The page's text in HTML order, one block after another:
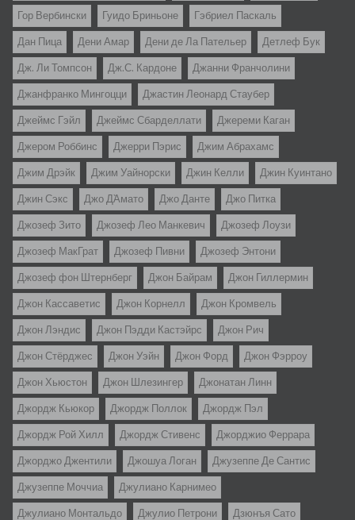
Гор Вербински Гуидо Бриньоне Гэбриел Паскаль
Дан Пица Дени Амар Дени де Ла Пательер Детлеф Бук
Дж. Ли Томпсон Дж.С. Кардоне Джанни Франчолини
Джанфранко Мингоцци Джастин Леонард Стаубер
Джеймс Гэйл Джеймс Сбарделлати Джереми Каган
Джером Роббинс Джерри Пэрис Джим Абрахамс
Джим Дрэйк Джим Уайнорски Джин Келли Джин Куинтано
Джин Сэкс Джо Д`Амато Джо Данте Джо Питка
Джозеф Зито Джозеф Лео Манкевич Джозеф Лоузи
Джозеф МакГрат Джозеф Пивни Джозеф Энтони
Джозеф фон Штернберг Джон Байрам Джон Гиллермин
Джон Кассаветис Джон Корнелл Джон Кромвель
Джон Лэндис Джон Пэдди Кастэйрс Джон Рич
Джон Стёрджес Джон Уэйн Джон Форд Джон Фэрроу
Джон Хьюстон Джон Шлезингер Джонатан Линн
Джордж Кьюкор Джордж Поллок Джордж Пэл
Джордж Рой Хилл Джордж Стивенс Джорджио Феррара
Джорджо Джентили Джошуа Логан Джузеппе Де Сантис
Джузеппе Моччиа Джулиано Карнимео
Джулиано Монтальдо Джулио Петрони Дзюнъя Сато